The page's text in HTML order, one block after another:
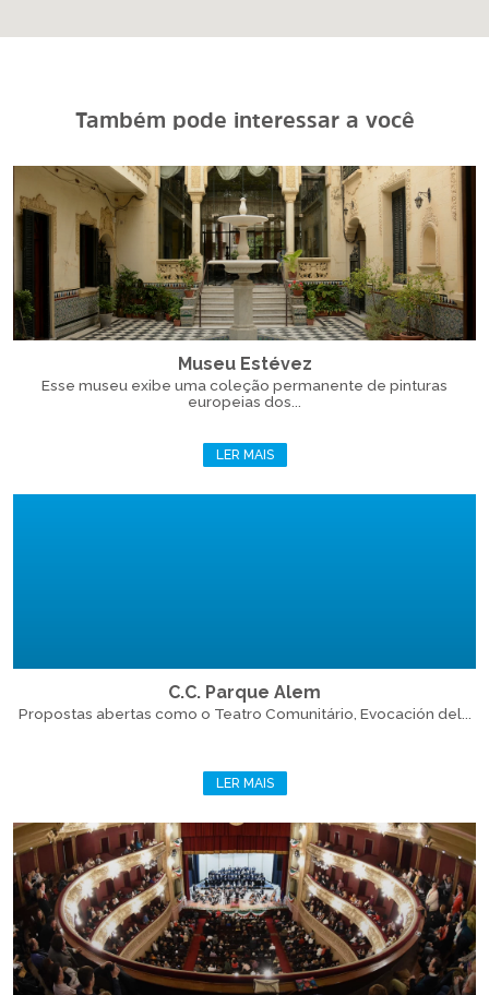
Também pode interessar a você
Museu Estévez
Esse museu exibe uma coleção permanente de pinturas
europeias dos...
LER MAIS
C.C. Parque Alem
Propostas abertas como o Teatro Comunitário, Evocación del...
LER MAIS